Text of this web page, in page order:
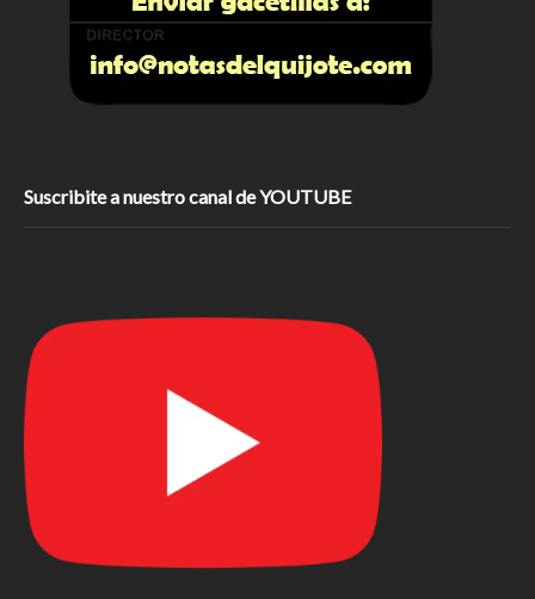
Suscribite a nuestro canal de YOUTUBE